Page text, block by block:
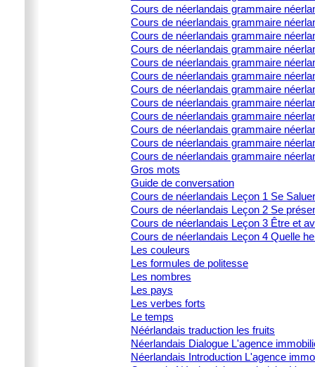
Cours de néerlandais grammaire
Cours de néerlandais grammaire
Cours de néerlandais grammaire
Cours de néerlandais grammaire
Cours de néerlandais grammaire
Cours de néerlandais grammaire
Cours de néerlandais grammaire
Cours de néerlandais grammaire
Cours de néerlandais grammaire
Cours de néerlandais grammaire
Cours de néerlandais grammaire
Cours de néerlandais grammaire
Gros mots
Guide de conversation
Cours de néerlandais Leçon 1 Se Saluer
Cours de néerlandais Leçon 2 Se
Cours de néerlandais Leçon 3 Être et
Cours de néerlandais Leçon 4 Quelle
Les couleurs
Les formules de politesse
Les nombres
Les pays
Les verbes forts
Le temps
Néérlandais traduction les fruits
Néerlandais Dialogue L'agence
Néerlandais Introduction L'agence